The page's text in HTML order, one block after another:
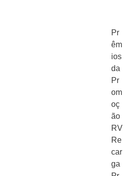
Pr
êm
ios
da
Pr
om
oç
ão
RV
Re
car
ga